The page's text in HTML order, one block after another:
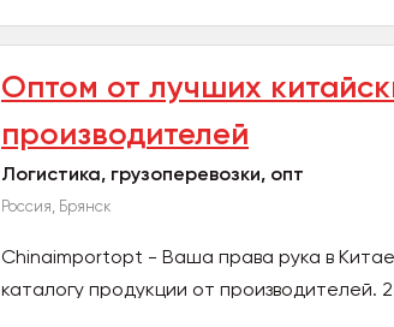
Оптом от лучших
производителей
Логистика, грузоперевозки, опт
Россия, Брянск
Chinaimportopt - Ваша права рука в
каталогу продукции от производителей.